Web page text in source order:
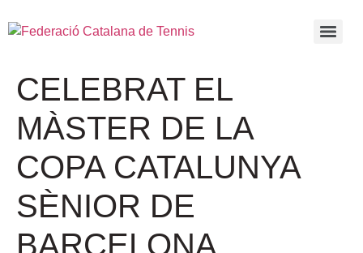
CELEBRAT EL
MÀSTER DE LA
COPA CATALUNYA
SÈNIOR DE
BARCELONA